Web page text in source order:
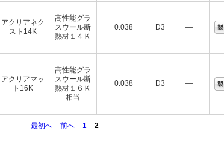
アクリアネク
スト14K
高性能グラ
スウール断
熱材１４Ｋ
0.038 D3 ―
アクリアマッ
ト16K
高性能グラ
スウール断
熱材１６Ｋ
相当
0.038 D3 ―
最初へ 前へ 1 2